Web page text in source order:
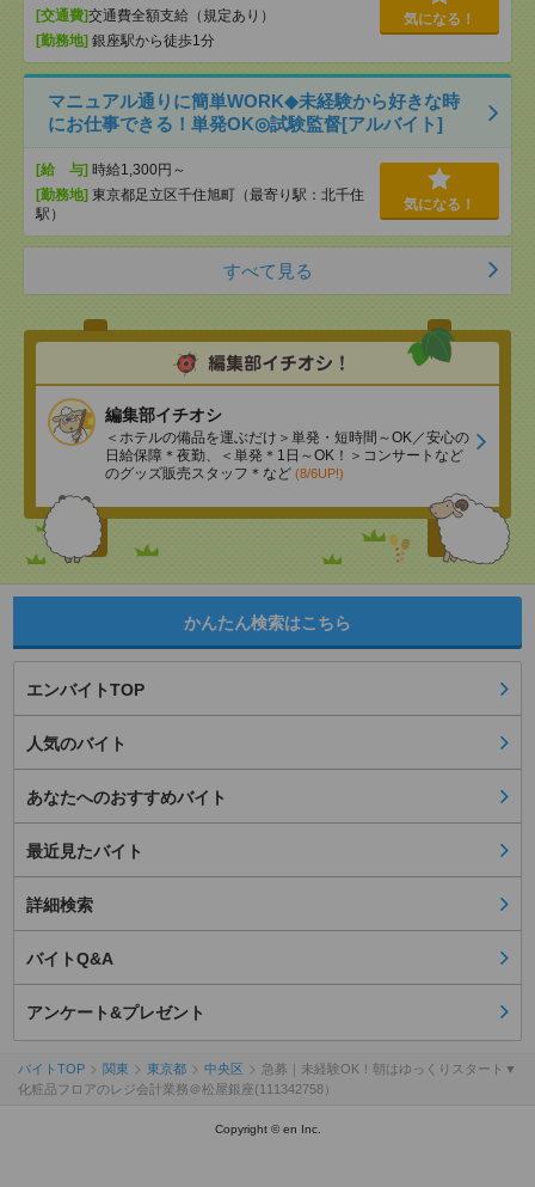
[交通費]交通費全額支給（規定あり）
[勤務地] 銀座駅から徒歩1分
気になる！
マニュアル通りに簡単WORK◆未経験から好きな時
にお仕事できる！単発OK◎試験監督[アルバイト]
[給 与] 時給1,300円～
[勤務地] 東京都足立区千住旭町（最寄り駅：北千住
駅）
気になる！
すべて見る
編集部イチオシ
＜ホテルの備品を運ぶだけ＞単発・短時間～OK／安心の
日給保障＊夜勤、＜単発＊1日～OK！＞コンサートなど
のグッズ販売スタッフ＊など (8/6UP!)
かんたん検索はこちら
エンバイトTOP
人気のバイト
あなたへのおすすめバイト
最近見たバイト
詳細検索
バイトQ&A
アンケート&プレゼント
バイトTOP 関東 東京都 中央区
急募｜未経験OK！朝はゆっくりスタート▼
化粧品フロアのレジ会計業務＠松屋銀座(111342758）
Copyright © en Inc.